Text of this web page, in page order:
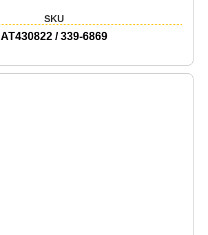
SKU
AT430822 / 339-6869